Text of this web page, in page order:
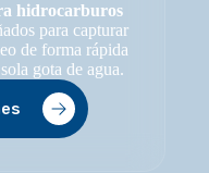
hidrocarburos
para capturar
de forma rápida
gota de agua.